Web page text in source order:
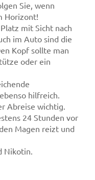
Sie, wenn
Horizont!
mit Sicht nach
im Auto sind die
Kopf sollte man
oder ein
hilfreich.
Abreise wichtig.
24 Stunden vor
Magen reizt und
Nikotin.